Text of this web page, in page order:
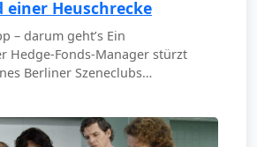
einer Heuschrecke
– darum geht’s Ein
Hedge-Fonds-Manager stürzt
Berliner Szeneclubs…